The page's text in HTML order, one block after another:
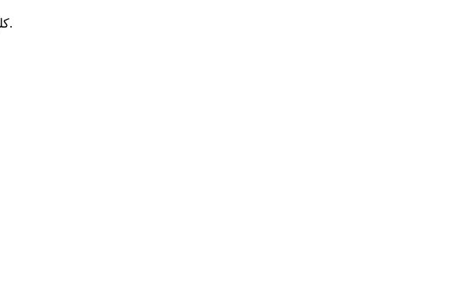
© Copyright - 2010-2024: کلیه حقوق محفوظ است.